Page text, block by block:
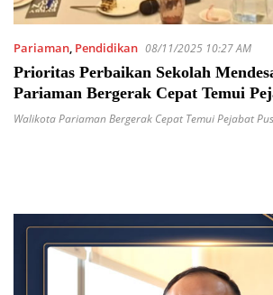
Pariaman, Pendidikan 08/11/2025 10:27 AM
Prioritas Perbaikan Sekolah
Pariaman Bergerak Cepat Temui
Pendidikan
Walikota Pariaman Bergerak Cepat Temui Pejabat